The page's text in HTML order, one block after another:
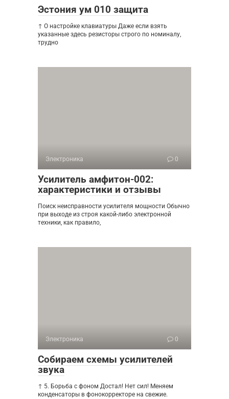
Эстония ум 010 защита
↑ О настройке клавиатуры Даже если взять
указанные здесь резисторы строго по номиналу,
трудно
Электроника 0
Усилитель амфитон-002:
характеристики и отзывы
Поиск неисправности усилителя мощности Обычно
при выходе из строя какой-либо электронной
техники, как правило,
Электроника 0
Собираем схемы усилителей
звука
↑ 5. Борьба с фоном Достал! Нет сил! Меняем
конденсаторы в фонокорректоре на свежие.